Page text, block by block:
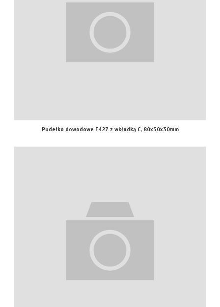
Pudełko dowodowe F427 z wkładką C, 80x50x30mm